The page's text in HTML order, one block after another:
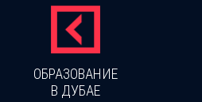
ОБРАЗОВАНИЕ
В ДУБАЕ